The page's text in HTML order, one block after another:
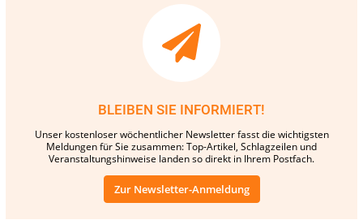
BLEIBEN SIE INFORMIERT!
Unser kostenloser wöchentlicher Newsletter fasst die wichtigsten
Meldungen für Sie zusammen: Top-Artikel, Schlagzeilen und
Veranstaltungshinweise landen so direkt in Ihrem Postfach.
Zur Newsletter-Anmeldung